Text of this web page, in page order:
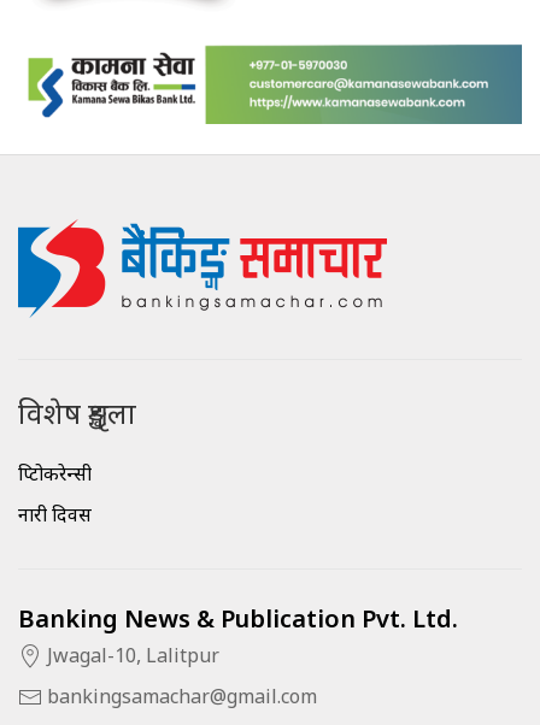
विशेष शृङ्खला
क्रिप्टोकरेन्सी
नारी दिवस
Banking News & Publication Pvt. Ltd.
Jwagal-10, Lalitpur
bankingsamachar@gmail.com